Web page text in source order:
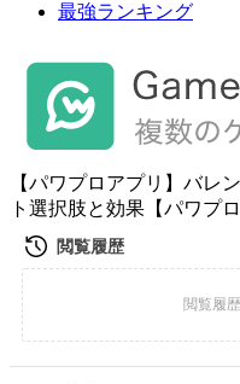
最強ランキング
【パワプロアプリ】バレ
ト選択肢と効果【パワプロ